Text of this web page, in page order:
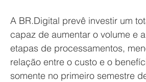
A BR.Digital prevê investir um
capaz de aumentar o volume e
etapas de processamentos,
relação entre o custo e o
somente no primeiro semestre